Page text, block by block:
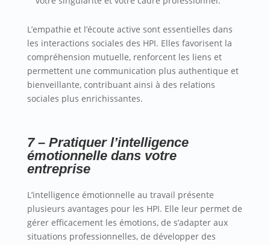
L’empathie et l’écoute active sont essentielles dans
les interactions sociales des HPI. Elles favorisent la
compréhension mutuelle, renforcent les liens et
permettent une communication plus authentique et
bienveillante, contribuant ainsi à des relations
sociales plus enrichissantes.
7 – Pratiquer l’intelligence
émotionnelle dans votre
entreprise
L’intelligence émotionnelle au travail présente
plusieurs avantages pour les HPI. Elle leur permet de
gérer efficacement les émotions, de s’adapter aux
situations professionnelles, de développer des